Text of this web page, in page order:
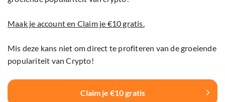
Maak je account en Claim je €10 gratis.
Mis deze kans niet om direct te profiteren van de groeiende
populariteit van Crypto!
Claim je €10 gratis